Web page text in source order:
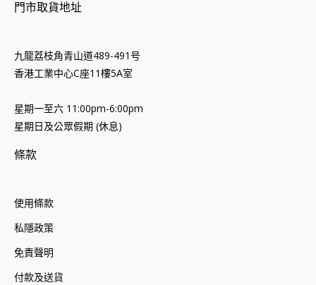
門市取貨地址
九龍荔枝角青山道489-491号
香港工業中心C座11樓5A室
星期一至六 11:00pm-6:00pm
星期日及公眾假期 (休息)
條款
使用條款
私隱政策
免責聲明
付款及送貨